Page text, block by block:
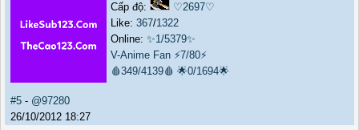
Cấp độ:
♡2697♡
Like: 367/1322
Online: ✨1/5379✨
V-Anime Fan ⚡7/80⚡
🩸349/4139🩸 🌟0/1694🌟
#5 - @97280
26/10/2012 18:27